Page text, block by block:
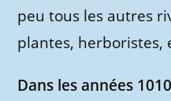
peu tous les autres
plantes, herboristes,
Dans les années